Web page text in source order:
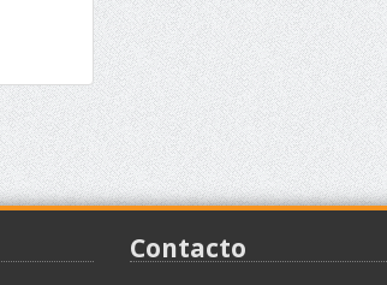
Contacto